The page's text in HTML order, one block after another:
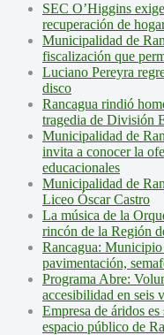
SEC O’Higgins
recuperación de
Municipalidad de
fiscalización que
Luciano Pereyra
disco
Rancagua rindió
tragedia de División
Municipalidad de
invita a conocer la
educacionales
Municipalidad de
Liceo Óscar Castro
La música de la
rincón de la Región
Rancagua: Municipio
pavimentación,
Programa Abre:
accesibilidad en seis
Empresa de áridos
espacio público de